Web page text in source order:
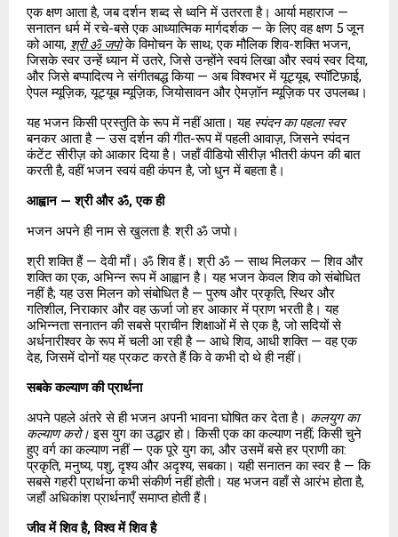
एक क्षण आता है, जब दर्शन शब्द से ध्वनि में उतरता है। आर्या महाराज —
सनातन धर्म में रचे-बसे एक आध्यात्मिक मार्गदर्शक — के लिए वह क्षण 5 जून
को आया, श्री ॐ जपो के विमोचन के साथ; एक मौलिक शिव-शक्ति भजन,
जिसके स्वर उन्हें ध्यान में उतरे, जिसे उन्होंने स्वयं लिखा और स्वयं स्वर दिया,
और जिसे बप्पादित्य ने संगीतबद्ध किया — अब विश्वभर में यूट्यूब, स्पॉटिफ़ाई,
ऐपल म्यूज़िक, यूट्यूब म्यूज़िक, जियोसावन और ऐमज़ॉन म्यूज़िक पर उपलब्ध।
यह भजन किसी प्रस्तुति के रूप में नहीं आता। यह स्पंदन का पहला स्वर
बनकर आता है — उस दर्शन की गीत-रूप में पहली आवाज़, जिसने स्पंदन
कंटेंट सीरीज़ को आकार दिया है। जहाँ वीडियो सीरीज़ भीतरी कंपन की बात
करती है, वहीं भजन स्वयं वही कंपन है, जो धुन में बहता है।
आह्वान — श्री और ॐ, एक ही
भजन अपने ही नाम से खुलता है: श्री ॐ जपो।
श्री शक्ति हैं — देवी माँ। ॐ शिव हैं। श्री ॐ — साथ मिलकर — शिव और
शक्ति का एक, अभिन्न रूप में आह्वान है। यह भजन केवल शिव को संबोधित
नहीं है; यह उस मिलन को संबोधित है — पुरुष और प्रकृति, स्थिर और
गतिशील, निराकार और वह ऊर्जा जो हर आकार में प्राण भरती है। यह
अभिन्नता सनातन की सबसे प्राचीन शिक्षाओं में से एक है, जो सदियों से
अर्धनारीश्वर के रूप में चली आ रही है — आधे शिव, आधी शक्ति — वह एक
देह, जिसमें दोनों यह प्रकट करते हैं कि वे कभी दो थे ही नहीं।
सबके कल्याण की प्रार्थना
अपने पहले अंतरे से ही भजन अपनी भावना घोषित कर देता है। कलयुग का
कल्याण करो। इस युग का उद्धार हो। किसी एक का कल्याण नहीं; किसी चुने
हुए वर्ग का कल्याण नहीं — एक पूरे युग का, और उसमें बसे हर प्राणी का:
प्रकृति, मनुष्य, पशु, दृश्य और अदृश्य, सबका। यही सनातन का स्वर है — कि
सबसे गहरी प्रार्थना कभी संकीर्ण नहीं होती। यह भजन वहाँ से आरंभ होता है,
जहाँ अधिकांश प्रार्थनाएँ समाप्त होती हैं।
जीव में शिव है, विश्व में शिव है